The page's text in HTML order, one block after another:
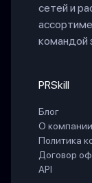
сетей и
командой
PRSkill
Блог
О компании
Политика
Договор
API